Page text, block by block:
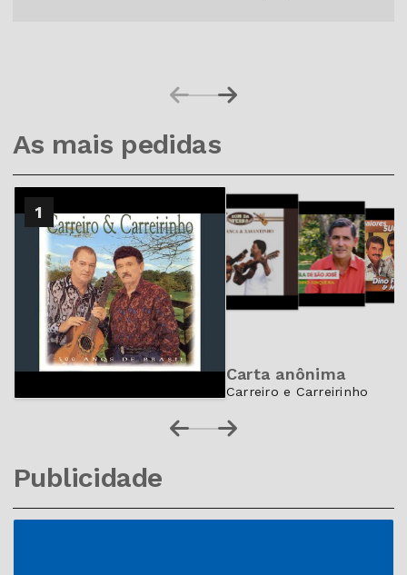
As mais pedidas
1
Carta anônima
Carreiro e Carreirinho
4
Publicidade